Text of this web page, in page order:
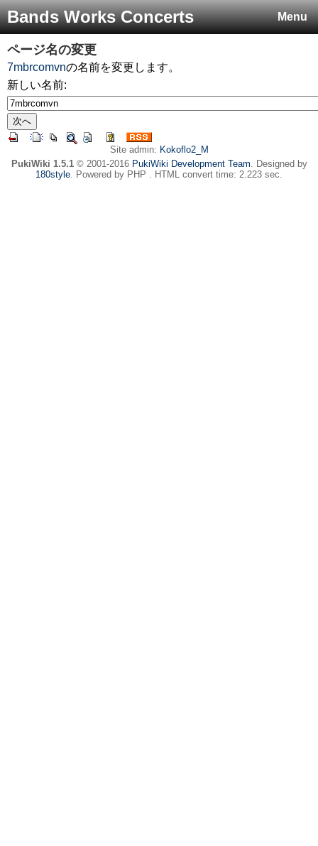
Menu
Bands Works Concerts
ページ名の変更
7mbrcomvnの名前を変更します。
新しい名前:
Site admin: Kokoflo2_M
PukiWiki 1.5.1© 2001-2016 PukiWiki Development Team. Designed by
180style. Powered by PHP . HTML convert time: 2.223 sec.